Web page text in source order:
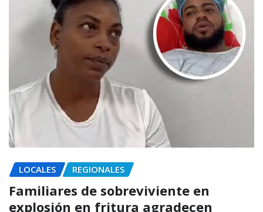
LOCALES REGIONALES
Familiares de sobreviviente en
explosión en fritura agradecen